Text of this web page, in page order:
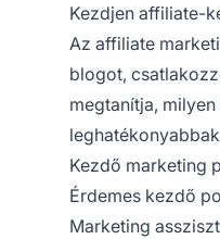
Kezdjen affiliate-
Az affiliate
blogot,
megtanítja,
Kezdő marketing
Érdemes kezdő
Marketing